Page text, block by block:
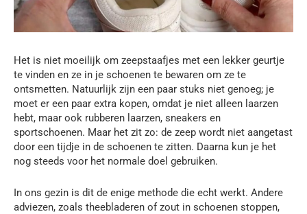
Het is niet moeilijk om zeepstaafjes met een lekker geurtje
te vinden en ze in je schoenen te bewaren om ze te
ontsmetten. Natuurlijk zijn een paar stuks niet genoeg; je
moet er een paar extra kopen, omdat je niet alleen laarzen
hebt, maar ook rubberen laarzen, sneakers en
sportschoenen. Maar het zit zo: de zeep wordt niet aangetast
door een tijdje in de schoenen te zitten. Daarna kun je het
nog steeds voor het normale doel gebruiken.
In ons gezin is dit de enige methode die echt werkt. Andere
adviezen, zoals theebladeren of zout in schoenen stoppen,